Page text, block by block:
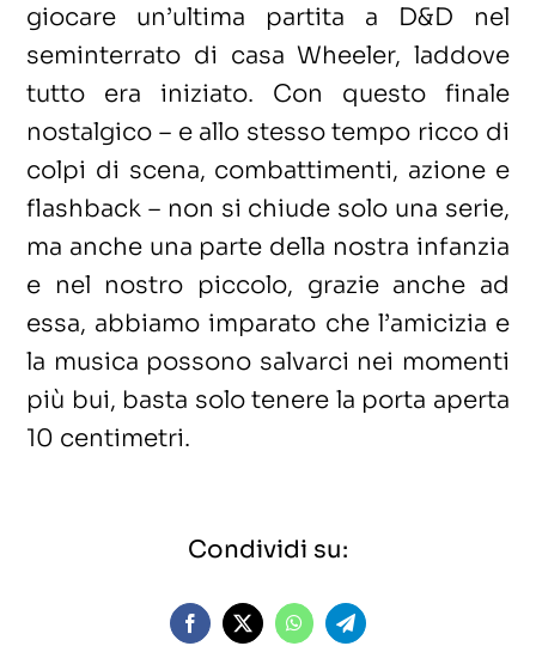
giocare un’ultima partita a D&D nel
seminterrato di casa Wheeler, laddove
tutto era iniziato. Con questo finale
nostalgico – e allo stesso tempo ricco di
colpi di scena, combattimenti, azione e
flashback – non si chiude solo una serie,
ma anche una parte della nostra infanzia
e nel nostro piccolo, grazie anche ad
essa, abbiamo imparato che l’amicizia e
la musica possono salvarci nei momenti
più bui, basta solo tenere la porta aperta
10 centimetri.
Condividi su: